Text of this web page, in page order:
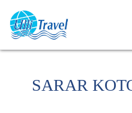
SARAR